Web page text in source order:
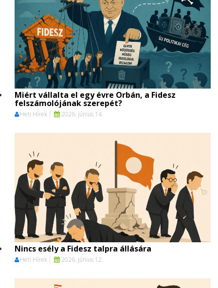
Miért vállalta el egy évre Orbán, a Fidesz
felszámolójának szerepét?
Heti Hírek 2026. június 14.
Nincs esély a Fidesz talpra állására
Heti Hírek 2026. június 12.